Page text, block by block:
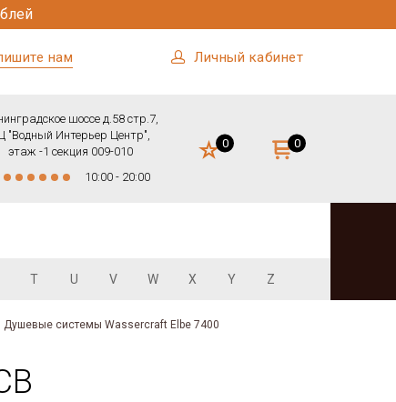
нам Личный кабинет
шоссе д.58 стр.7,
"Водный Интерьер Центр",
этаж -1 секция 009-010
10:00 - 20:00
0 0
T U V W X Y Z
Душевые системы Wassercraft Elbe 7400